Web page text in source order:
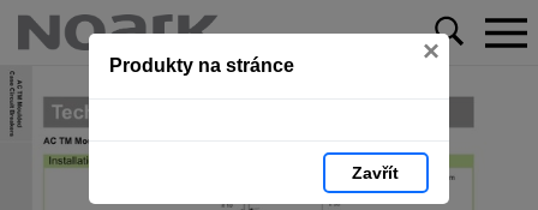
Produkty na stránce ×
Zavřít